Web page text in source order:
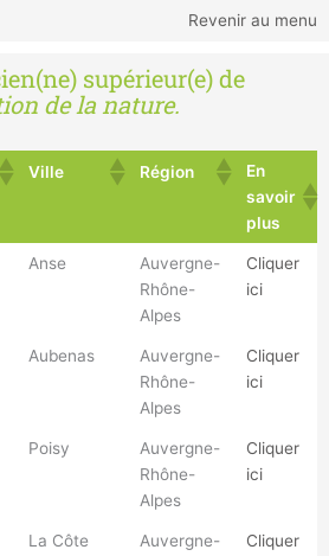
Revenir au menu
supérieur(e) de
de la nature.
Ville Région
En
savoir
plus
Anse
Auvergne-
Rhône-
Alpes
Cliquer
ici
Aubenas
Auvergne-
Rhône-
Alpes
Cliquer
ici
Poisy
Auvergne-
Rhône-
Alpes
Cliquer
ici
La Côte
Auvergne-
Cliquer